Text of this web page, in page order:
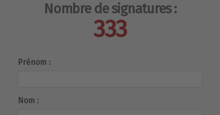
Nombre de signatures :
333
Prénom :
Nom :